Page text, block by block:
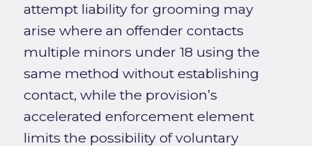
attempt liability for grooming may
arise where an offender contacts
multiple minors under 18 using the
same method without establishing
contact, while the provision’s
accelerated enforcement element
limits the possibility of voluntary